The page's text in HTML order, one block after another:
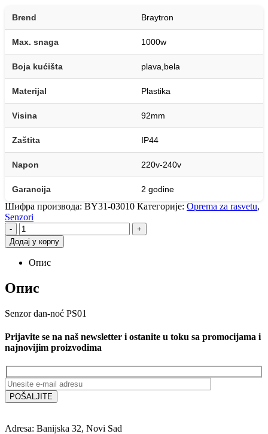
Brend Braytron
Max. snaga 1000w
Boja kućišta plava,bela
Materijal Plastika
Visina 92mm
Zaštita IP44
Napon 220v-240v
Garancija 2 godine
Шифра производа: BY31-03010 Категорије: Oprema za rasvetu,
Senzori
-
+
Додај у корпу
Опис
Опис
Senzor dan-noć PS01
Prijavite se na naš newsletter i ostanite u toku sa promocijama i
najnovijim proizvodima
Adresa: Banijska 32, Novi Sad